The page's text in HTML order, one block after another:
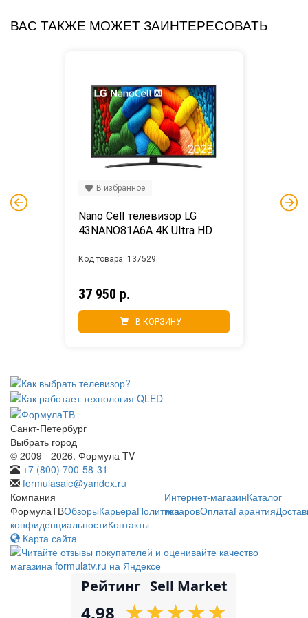
ВАС ТАКЖЕ МОЖЕТ ЗАИНТЕРЕСОВАТЬ
Nano Cell телевизор LG
43NANO81A6A 4K Ultra HD
37 950 р.
В КОРЗИНУ
Код товара: 137529
В избранное
Санкт-Петербург
Выбрать город
© 2009 - 2026. Формула TV
+7 (800) 700-58-31
formulasale@yandex.ru
Компания
ФормулаТВОбзорыКарьераПолитика
конфиденциальностиКонтакты
Интернет-магазинКаталог
товаровОплатаГарантия
Карта сайта
Рейтинг Sell Market
4.98 ★
★★
★★
★★
★★
★